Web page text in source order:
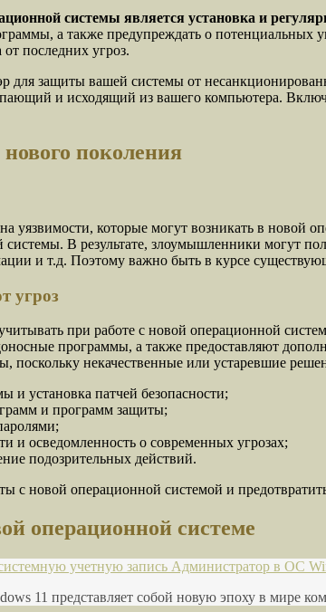
системы является установка и
а также предупреждать о
последних угроз.
для защиты вашей системы от
и исходящий из вашего компьютера.
поколения
уязвимости, которые могут возникать в новой
В результате, злоумышленники могут
и т.д. Поэтому важно быть в курсе
угроз
при работе с новой операционной
программы, а также предоставляют
поскольку некачественные или устаревшие
и установка патчей безопасности;
и программ защиты;
и осведомленность о современных угрозах;
подозрительных действий.
с новой операционной системой и
операционной системе
учетную запись Администратор в ОС
11 представляет собой новую эпоху в мире